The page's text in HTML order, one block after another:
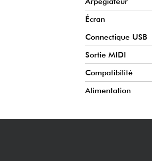
Écran
Connectique USB
Sortie MIDI
Compatibilité
Alimentation